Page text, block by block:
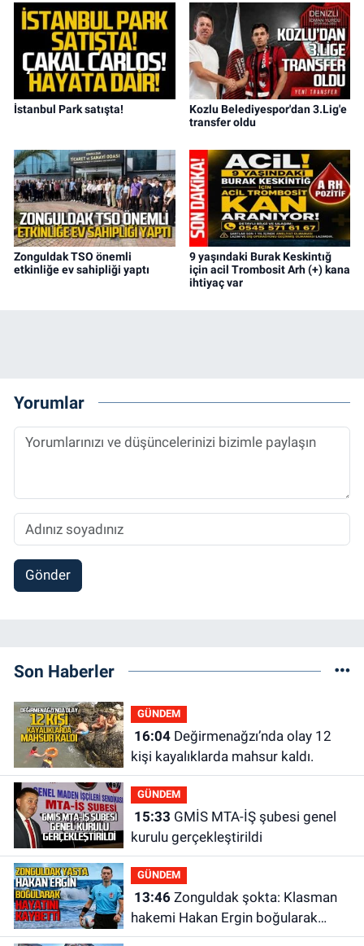
İstanbul Park satışta!
Kozlu Belediyespor'dan 3.Lig'e
transfer oldu
Zonguldak TSO önemli
etkinliğe ev sahipliği yaptı
9 yaşındaki Burak Keskintığ
için acil Trombosit Arh (+) kana
ihtiyaç var
Yorumlar
Gönder
Son Haberler
GÜNDEM
16:04Değirmenağzı’nda olay 12
kişi kayalıklarda mahsur kaldı.
GÜNDEM
15:33
kurulu gerçekleştirildi
GÜNDEM
13:46Zonguldak şokta: Klasman
hakemi Hakan Ergin boğularak
hayatını kaybetti